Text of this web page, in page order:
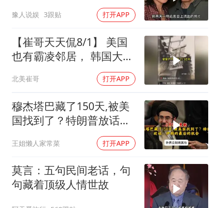
豫人说娱 3跟贴 打开APP
【崔哥天天侃8/1】 美国
也有霸凌邻居， 韩国大爷
北美崔哥 打开APP
穆杰塔巴藏了150天,被美
国找到了？特朗普放话：
王姐懒人家常菜 打开APP
莫言：五句民间老话，句
句藏着顶级人情世故